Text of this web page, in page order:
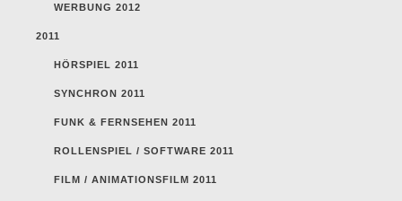
WERBUNG 2012
2011
HÖRSPIEL 2011
SYNCHRON 2011
FUNK & FERNSEHEN 2011
ROLLENSPIEL / SOFTWARE 2011
FILM / ANIMATIONSFILM 2011